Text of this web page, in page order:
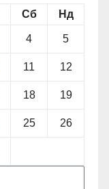
Сб Нд
4 5
11 12
18 19
25 26